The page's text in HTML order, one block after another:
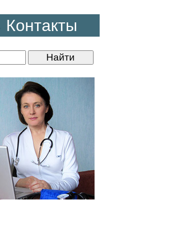
Контакты